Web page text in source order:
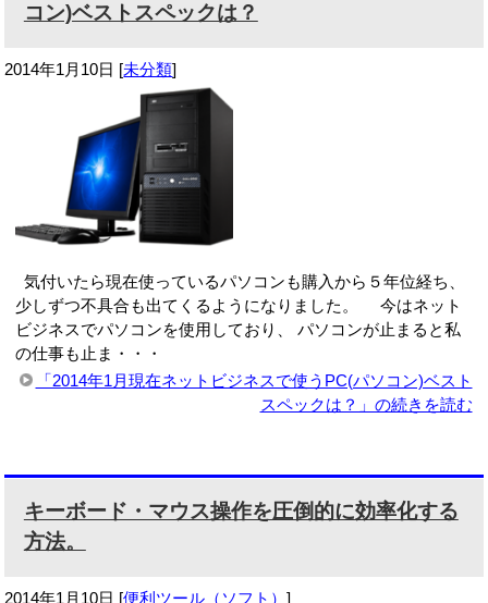
コン)ベストスペックは？
2014年1月10日 [未分類]
気付いたら現在使っているパソコンも購入から５年位経ち、
少しずつ不具合も出てくるようになりました。 今はネット
ビジネスでパソコンを使用しており、 パソコンが止まると私
の仕事も止ま・・・
「2014年1月現在ネットビジネスで使うPC(パソコン)ベスト
スペックは？」の続きを読む
キーボード・マウス操作を圧倒的に効率化する
方法。
2014年1月10日 [便利ツール（ソフト）]